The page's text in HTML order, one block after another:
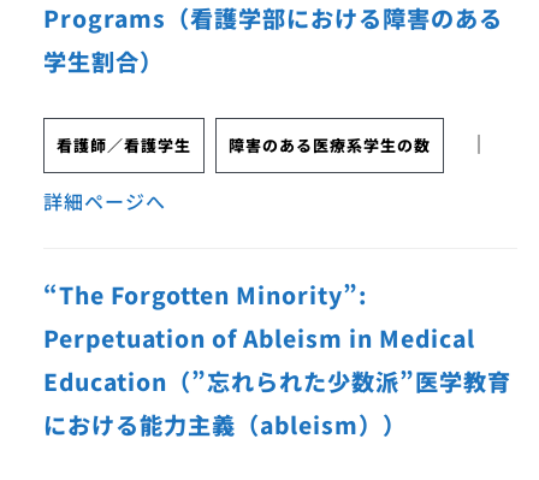
Programs（看護学部における障害のある
学生割合）
看護師／看護学生 障害のある医療系学生の数
｜
詳細ページへ
“The Forgotten Minority”:
Perpetuation of Ableism in Medical
Education（”忘れられた少数派”医学教育
における能力主義（ableism））